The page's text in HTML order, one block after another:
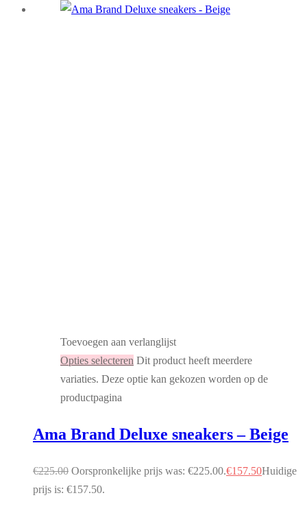
Toevoegen aan verlanglijst
Opties selecteren Dit product heeft meerdere
variaties. Deze optie kan gekozen worden op de
productpagina
Ama Brand Deluxe sneakers – Beige
€225.00 Oorspronkelijke prijs was: €225.00.€157.50Huidige
prijs is: €157.50.